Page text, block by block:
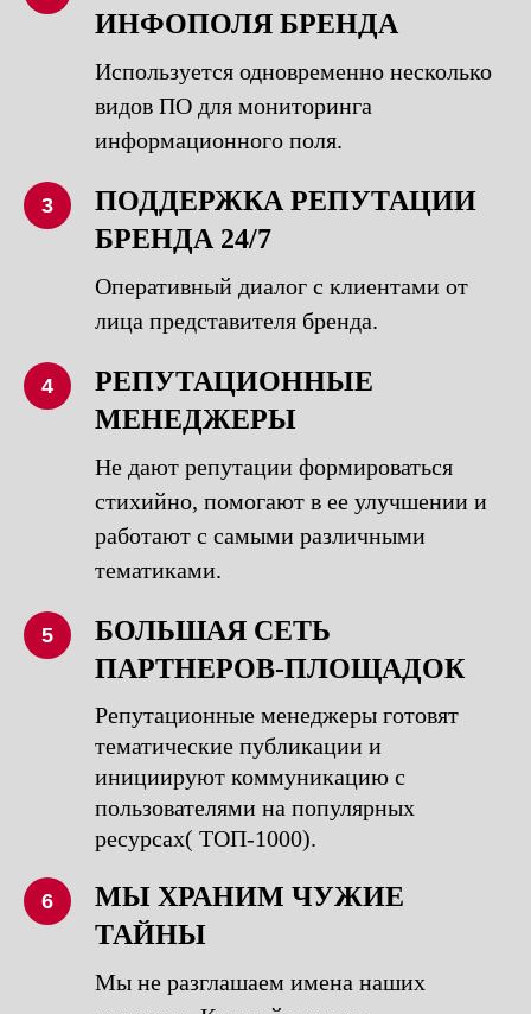
ИНФОПОЛЯ БРЕНДА
Используется одновременно несколько
видов ПО для мониторинга
информационного поля.
3
ПОДДЕРЖКА РЕПУТАЦИИ
БРЕНДА 24/7
Оперативный диалог с клиентами от
лица представителя бренда.
4
РЕПУТАЦИОННЫЕ
МЕНЕДЖЕРЫ
Не дают репутации формироваться
стихийно, помогают в ее улучшении и
работают с самыми различными
тематиками.
5
БОЛЬШАЯ СЕТЬ
ПАРТНЕРОВ-ПЛОЩАДОК
Репутационные менеджеры готовят
тематические публикации и
инициируют коммуникацию с
пользователями на популярных
ресурсах( ТОП-1000).
6
МЫ ХРАНИМ ЧУЖИЕ
ТАЙНЫ
Мы не разглашаем имена наших